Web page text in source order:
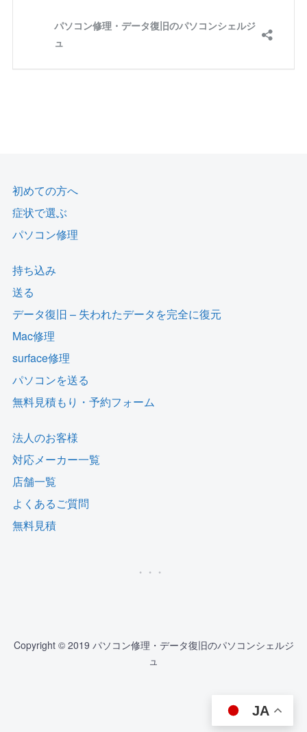
初めての方へ
症状で選ぶ
パソコン修理
持ち込み
送る
データ復旧 – 失われたデータを完全に復元
Mac修理
surface修理
パソコンを送る
無料見積もり・予約フォーム
法人のお客様
対応メーカー一覧
店舗一覧
よくあるご質問
無料見積
Copyright © 2019 パソコン修理・データ復旧のパソコンシェルジ
ュ
JA